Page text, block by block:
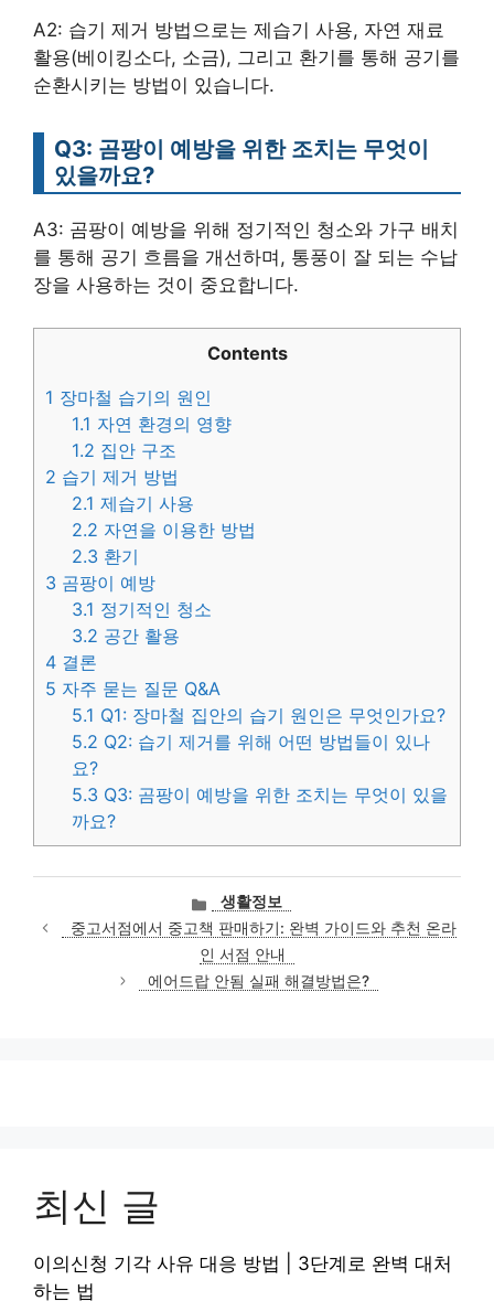
A2: 습기 제거 방법으로는 제습기 사용, 자연 재료
활용(베이킹소다, 소금), 그리고 환기를 통해 공기를
순환시키는 방법이 있습니다.
Q3: 곰팡이 예방을 위한 조치는 무엇이
있을까요?
A3: 곰팡이 예방을 위해 정기적인 청소와 가구 배치
를 통해 공기 흐름을 개선하며, 통풍이 잘 되는 수납
장을 사용하는 것이 중요합니다.
Contents
1 장마철 습기의 원인
1.1 자연 환경의 영향
1.2 집안 구조
2 습기 제거 방법
2.1 제습기 사용
2.2 자연을 이용한 방법
2.3 환기
3 곰팡이 예방
3.1 정기적인 청소
3.2 공간 활용
4 결론
5 자주 묻는 질문 Q&A
5.1 Q1: 장마철 집안의 습기 원인은 무엇인가요?
5.2 Q2: 습기 제거를 위해 어떤 방법들이 있나
요?
5.3 Q3: 곰팡이 예방을 위한 조치는 무엇이 있을
까요?
카
테
고
리
생활정보
중고서점에서 중고책 판매하기: 완벽 가이드와 추천 온라
인 서점 안내
에어드랍 안됨 실패 해결방법은?
최신 글
이의신청 기각 사유 대응 방법 | 3단계로 완벽 대처
하는 법